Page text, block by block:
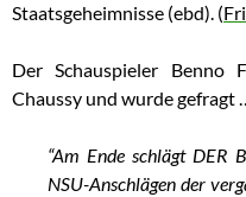
Staatsgeheimnisse (ebd). (
Der Schauspieler Benno
Chaussy und wurde gefragt
“Am Ende schlägt DER
NSU-Anschlägen der